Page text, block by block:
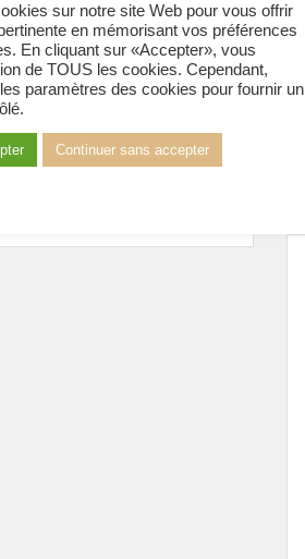
,perfectionnement,saut,Ski
sur notre site Web pour vous offrir
en mémorisant vos préférences
En cliquant sur «Accepter», vous
de TOUS les cookies. Cependant,
paramètres des cookies pour fournir un
Continuer sans accepter